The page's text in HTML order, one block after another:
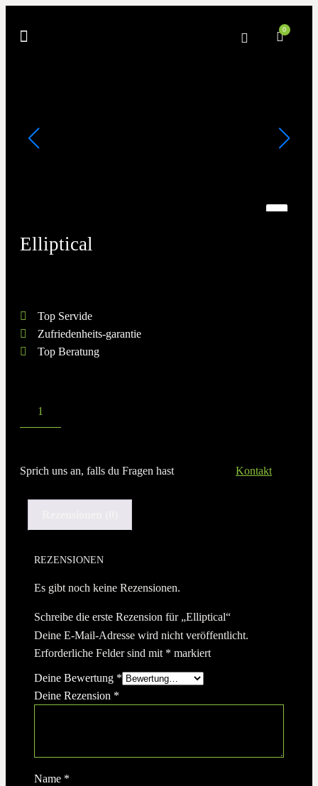
0
Elliptical
Top Servide
Zufriedenheits-garantie
Top Beratung
Sprich uns an, falls du Fragen hast Kontakt
REZENSIONEN
Es gibt noch keine Rezensionen.
Schreibe die erste Rezension für „Elliptical“
Deine E-Mail-Adresse wird nicht veröffentlicht.
Erforderliche Felder sind mit * markiert
Deine Bewertung *
Deine Rezension *
Name *